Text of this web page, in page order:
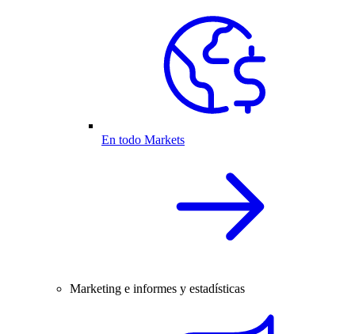
En todo Markets
Marketing e informes y estadísticas